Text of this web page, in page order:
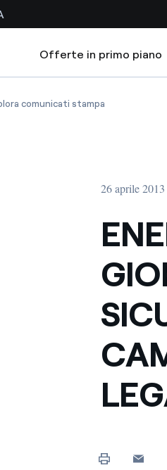
Offerte in primo piano
comunicati stampa
26 aprile 2013